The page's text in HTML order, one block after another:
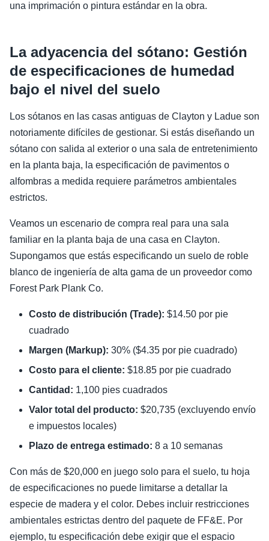
una imprimación o pintura estándar en la obra.
La adyacencia del sótano: Gestión
de especificaciones de humedad
bajo el nivel del suelo
Los sótanos en las casas antiguas de Clayton y Ladue son
notoriamente difíciles de gestionar. Si estás diseñando un
sótano con salida al exterior o una sala de entretenimiento
en la planta baja, la especificación de pavimentos o
alfombras a medida requiere parámetros ambientales
estrictos.
Veamos un escenario de compra real para una sala
familiar en la planta baja de una casa en Clayton.
Supongamos que estás especificando un suelo de roble
blanco de ingeniería de alta gama de un proveedor como
Forest Park Plank Co.
Costo de distribución (Trade): $14.50 por pie
cuadrado
Margen (Markup): 30% ($4.35 por pie cuadrado)
Costo para el cliente: $18.85 por pie cuadrado
Cantidad: 1,100 pies cuadrados
Valor total del producto: $20,735 (excluyendo envío
e impuestos locales)
Plazo de entrega estimado: 8 a 10 semanas
Con más de $20,000 en juego solo para el suelo, tu hoja
de especificaciones no puede limitarse a detallar la
especie de madera y el color. Debes incluir restricciones
ambientales estrictas dentro del paquete de FF&E. Por
ejemplo, tu especificación debe exigir que el espacio